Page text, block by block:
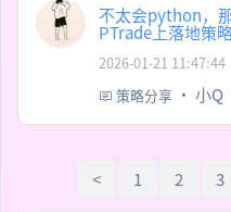
不太会python，
PTrade上落地策略
2026-01-21 11:47:44
策略分享 · 小Q
< 1 2 3